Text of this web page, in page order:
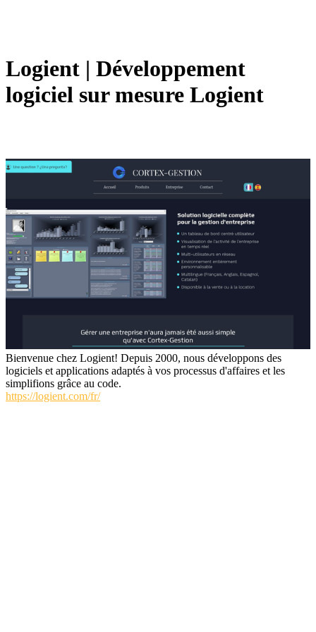
Logient | Dévelop­pe­ment
logiciel sur mesure Logient
Bienvenue chez Logient! Depuis 2000, nous développons des
logiciels et applications adaptés à vos processus d'affaires et les
simplifions grâce au code.
https://logient.com/fr/